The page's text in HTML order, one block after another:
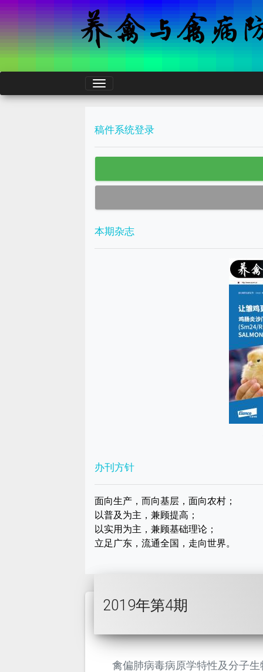
稿件系统登录
本期杂志
办刊方针
面向生产，而向基层，面向农村；
以普及为主，兼顾提高；
以实用为主，兼顾基础理论；
立足广东，流通全国，走向世界。
2019年第4期
禽偏肺病毒病原学特性及分子